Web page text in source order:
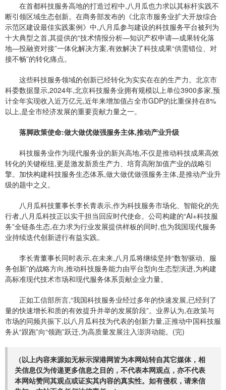
在首都科技服务高地的打造过程中,八月瓜也力求以其标杆实践不
断引领区域生态创新。在商务部发布的《北京市服务业扩大开放综合
示范区建设最佳实践案例》中,八月瓜参与建设的科技服务平台被列为
十大典型之首,其提供的“技术情报分析—知识产权申请—成果转化落
地—投融资对接”一体化解决方案,有效解决了科技成果“供需错位、对
接不畅”的转化痛点。
这些科技服务领域的创新已经转化为实实在在的生产力。北京市
科委数据显示,2024年,北京科技服务业拥有规模以上单位3900多家,预
计全年实现收入近万亿元,近年来增加值占全市GDP的比重保持在8%
以上,是全市经济发展的重要贡献力量之一。
落脚政策使命:做大做优做强服务主体,推动产业升级
科技服务业作为现代服务业的新兴高地,不仅是推动科技成果高效
转化的关键枢纽,更是激发新质生产力、培育高附加值产业的战略引
擎。加快构建科技服务生态体系,做大做优做强服务主体,是推动产业升
级的题中之义。
八月瓜科技董事长李长青表示,作为科技服务市场化、智能化的先
行者,八月瓜科技正以实干担当回应时代使命。公司构建的“AI+科技服
务”全链条生态,在力求为行业发展提供样板的同时,也为我国现代服务
业持续迭代创新进行有益实践。
李长青董事长同时表示,在未来,八月瓜将继续坚持“数智驱动、服
务创新”的战略方向,推动科技服务能力由平台型向生态型演进,为构建
高标准现代技术市场和现代服务体系贡献企业力量。
正如工信部所言,“我国科技服务业经过多年的快速发展,已经到了
量的快速增长和质的有效提升并举的发展阶段”。业界认为,在政策与
市场的同频共振下,以八月瓜科技为代表的创新力量,正推动中国科技服
务从“跟跑”向“领跑”跃迁,为高质量发展注入澎湃动能。(完)
（以上内容来源如无标示深港网皆为本网站转自其它媒体，相
关信息仅为传递更多信息之目的，不代表本网观点，亦不代表
本网站赞同其观点或证实其内容的真实性。如有侵权，请来信